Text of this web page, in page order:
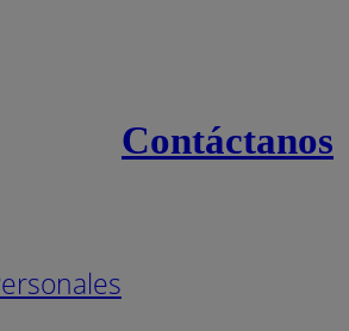
Contáctanos